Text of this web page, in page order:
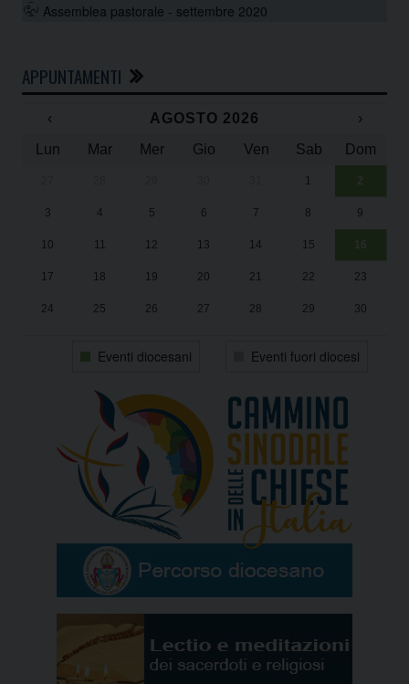
Assemblea pastorale - settembre 2020
APPUNTAMENTI
‹ AGOSTO 2026
›
Lun
Mar Mer Gio Ven Sab Dom
1 2
3 4 5 6 7 8 9
10 11 12 13 14 15 16
17 18 19 20 21 22 23
24 25 26 27 28 29 30
Eventi diocesani Eventi fuori diocesi